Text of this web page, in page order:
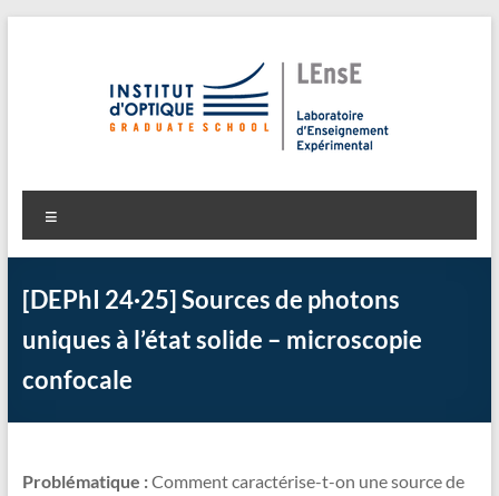
LEnsE
Laboratoire d'Enseignement Expérimental
[DEPhI 24·25] Sources de photons
uniques à l’état solide – microscopie
confocale
Problématique :Comment caractérise-t-on une source de